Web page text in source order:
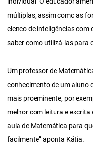
individual. O educador
múltiplas, assim como as
elenco de inteligências
saber como utilizá-las para
Um professor de
conhecimento de um aluno
mais proeminente, por
melhor com leitura e escrita
aula de Matemática para
facilmente” aponta Kátia.